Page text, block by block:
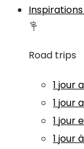
Inspirations
Road trips
1 jour
1 jour
1 jour
1 jour